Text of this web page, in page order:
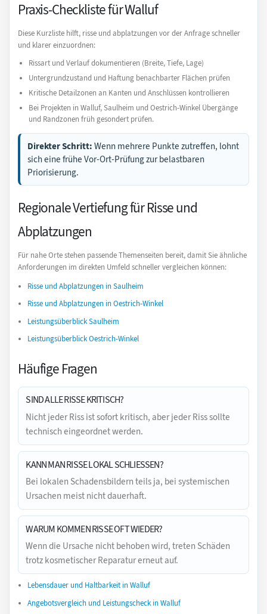
Praxis-Checkliste für Walluf
Diese Kurzliste hilft, risse und abplatzungen vor der Anfrage schneller
und klarer einzuordnen:
Rissart und Verlauf dokumentieren (Breite, Tiefe, Lage)
Untergrundzustand und Haftung benachbarter Flächen prüfen
Kritische Detailzonen an Kanten und Anschlüssen kontrollieren
Bei Projekten in Walluf, Saulheim und Oestrich-Winkel Übergänge
und Randzonen früh gesondert prüfen.
Direkter Schritt: Wenn mehrere Punkte zutreffen, lohnt
sich eine frühe Vor-Ort-Prüfung zur belastbaren
Priorisierung.
Regionale Vertiefung für Risse und
Abplatzungen
Für nahe Orte stehen passende Themenseiten bereit, damit Sie ähnliche
Anforderungen im direkten Umfeld schneller vergleichen können:
Risse und Abplatzungen in Saulheim
Risse und Abplatzungen in Oestrich-Winkel
Leistungsüberblick Saulheim
Leistungsüberblick Oestrich-Winkel
Häufige Fragen
SIND ALLE RISSE KRITISCH?
Nicht jeder Riss ist sofort kritisch, aber jeder Riss sollte
technisch eingeordnet werden.
KANN MAN RISSE LOKAL SCHLIESSEN?
Bei lokalen Schadensbildern teils ja, bei systemischen
Ursachen meist nicht dauerhaft.
WARUM KOMMEN RISSE OFT WIEDER?
Wenn die Ursache nicht behoben wird, treten Schäden
trotz kosmetischer Reparatur erneut auf.
Lebensdauer und Haltbarkeit in Walluf
Angebotsvergleich und Leistungscheck in Walluf